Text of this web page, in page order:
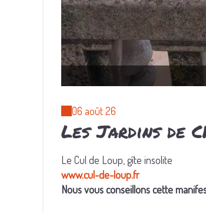
06 août 26
Les Jardins de
Le Cul de Loup, gîte insolite
www.cul-de-loup.fr
Nous vous conseillons cette